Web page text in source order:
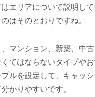
エリアについて説明して
はそのとおりですね。
マンション、新築、中
てはならないタイプや
ルを設定して、キャッ
かりやすいです。